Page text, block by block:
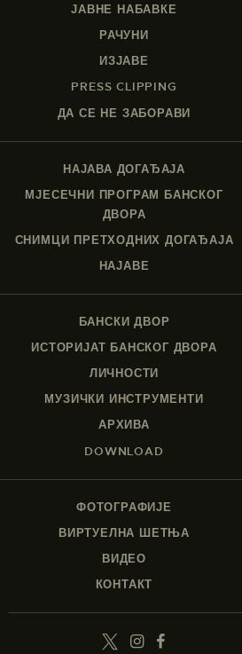
ЈАВНЕ НАБАВКЕ
РАЧУНИ
ИЗЈАВЕ
PRESS CLIPPING
ДА СЕ НЕ ЗАБОРАВИ
НАЈАВА ДОГАЂАЈА
МЈЕСЕЧНИ ПРОГРАМ БАНСКОГ
ДВОРА
СНИМЦИ ПРЕТХОДНИХ ДОГАЂАЈА
НАЈАВЕ
БАНСКИ ДВОР
ИСТОРИЈАТ БАНСКОГ ДВОРА
ЛИЧНОСТИ
МУЗИЧКИ ИНСТРУМЕНТИ
АРХИВА
DOWNLOAD
ФОТОГРАФИЈЕ
ВИРТУЕЛНА ШЕТЊА
ВИДЕО
КОНТАКТ